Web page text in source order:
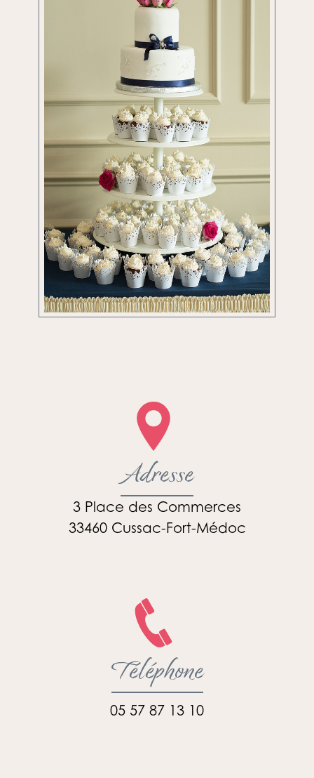
Adresse
3 Place des Commerces
33460 Cussac-Fort-Médoc
Téléphone
05 57 87 13 10